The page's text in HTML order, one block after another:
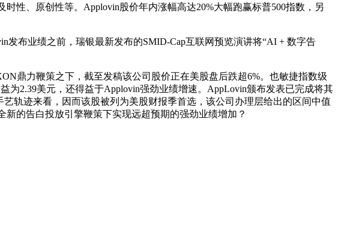
性、原创性等。Applovin股价年内涨幅高达20%大幅跑赢标普500指数，另
布业绩之前，瑞银最新发布的SMID-Cap互联网预览演讲将“AI + 数字告
力鞭策之下，截至发稿该公司股价正在美股盘后跌超6%。也敏捷指数级
2.39美元，还得益于Applovin强劲业绩增速。AppLovin颁布发表已完成将其
轨迹来看，因而该股被列为美股财报季首选，该公司办理层给出的区间中值
新的告白投放引擎鞭策下实现远超预期的强劲业绩增加？